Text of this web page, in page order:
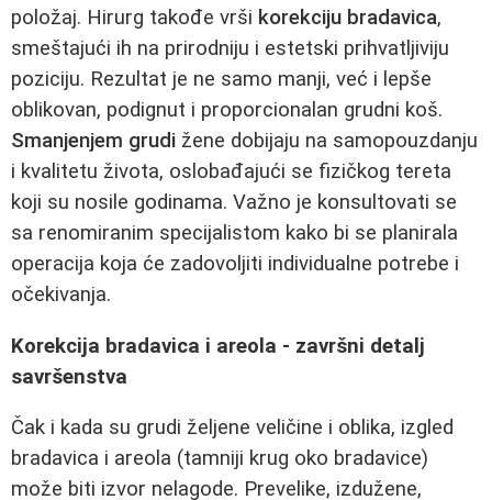
položaj. Hirurg takođe vrši korekciju bradavica,
smeštajući ih na prirodniju i estetski prihvatljiviju
poziciju. Rezultat je ne samo manji, već i lepše
oblikovan, podignut i proporcionalan grudni koš.
Smanjenjem grudi žene dobijaju na samopouzdanju
i kvalitetu života, oslobađajući se fizičkog tereta
koji su nosile godinama. Važno je konsultovati se
sa renomiranim specijalistom kako bi se planirala
operacija koja će zadovoljiti individualne potrebe i
očekivanja.
Korekcija bradavica i areola - završni detalj
savršenstva
Čak i kada su grudi željene veličine i oblika, izgled
bradavica i areola (tamniji krug oko bradavice)
može biti izvor nelagode. Prevelike, izdužene,